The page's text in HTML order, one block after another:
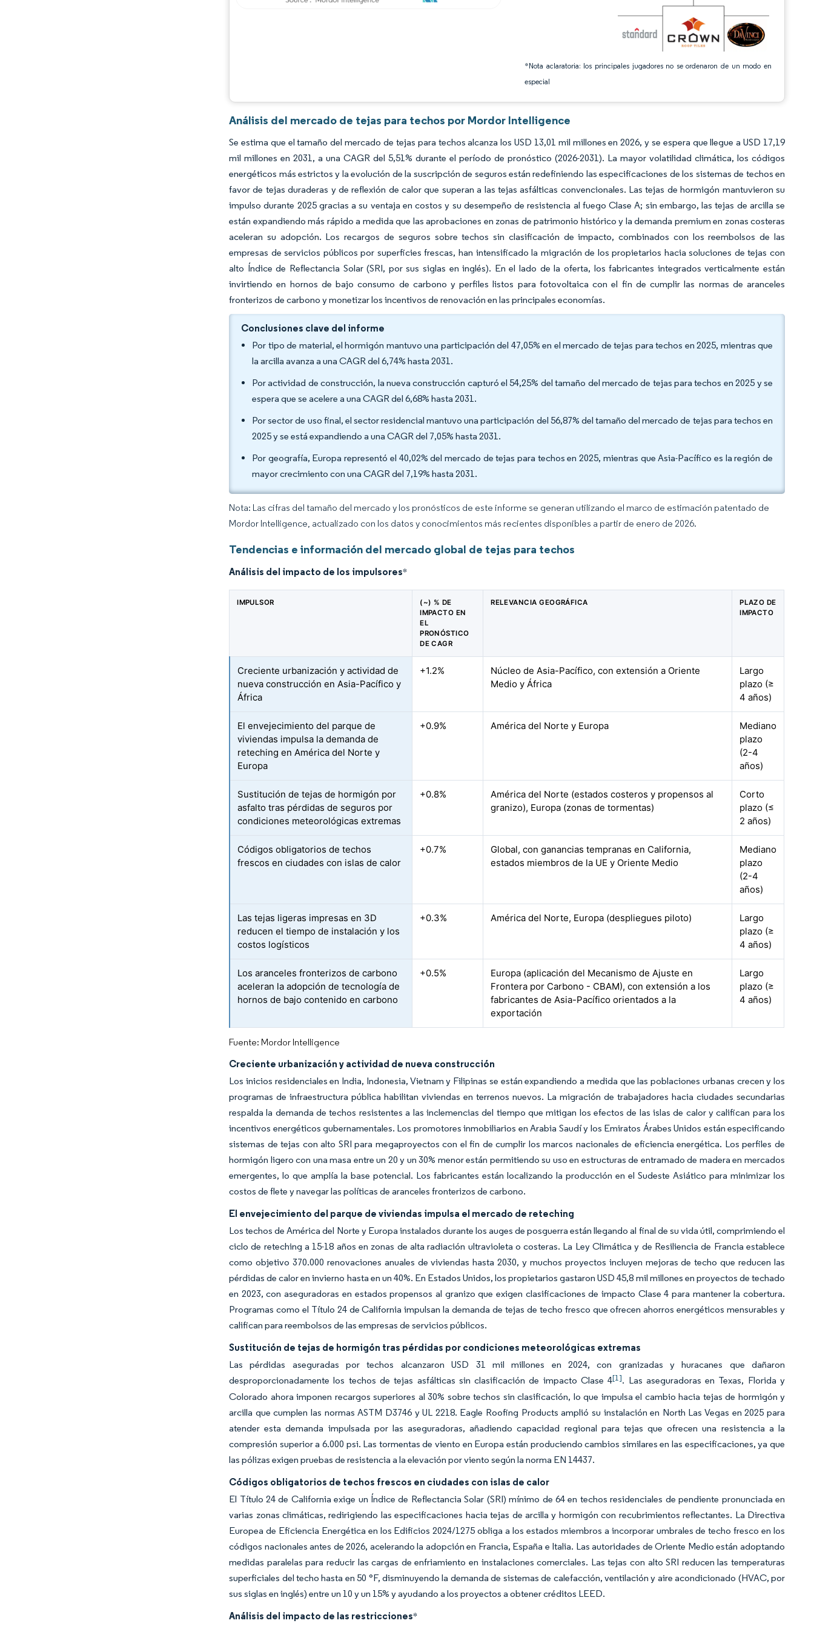
*Nota aclaratoria: los principales jugadores no se ordenaron de un modo en
especial
Análisis del mercado de tejas para techos por Mordor Intelligence
Se estima que el tamaño del mercado de tejas para techos alcanza los USD 13,01 mil millones en 2026, y se espera que llegue a USD 17,19
mil millones en 2031, a una CAGR del 5,51% durante el período de pronóstico (2026-2031). La mayor volatilidad climática, los códigos
energéticos más estrictos y la evolución de la suscripción de seguros están redefiniendo las especificaciones de los sistemas de techos en
favor de tejas duraderas y de reflexión de calor que superan a las tejas asfálticas convencionales. Las tejas de hormigón mantuvieron su
impulso durante 2025 gracias a su ventaja en costos y su desempeño de resistencia al fuego Clase A; sin embargo, las tejas de arcilla se
están expandiendo más rápido a medida que las aprobaciones en zonas de patrimonio histórico y la demanda premium en zonas costeras
aceleran su adopción. Los recargos de seguros sobre techos sin clasificación de impacto, combinados con los reembolsos de las
empresas de servicios públicos por superficies frescas, han intensificado la migración de los propietarios hacia soluciones de tejas con
alto Índice de Reflectancia Solar (SRI, por sus siglas en inglés). En el lado de la oferta, los fabricantes integrados verticalmente están
invirtiendo en hornos de bajo consumo de carbono y perfiles listos para fotovoltaica con el fin de cumplir las normas de aranceles
fronterizos de carbono y monetizar los incentivos de renovación en las principales economías.
Conclusiones clave del informe
Por tipo de material, el hormigón mantuvo una participación del 47,05% en el mercado de tejas para techos en 2025, mientras que
la arcilla avanza a una CAGR del 6,74% hasta 2031.
Por actividad de construcción, la nueva construcción capturó el 54,25% del tamaño del mercado de tejas para techos en 2025 y se
espera que se acelere a una CAGR del 6,68% hasta 2031.
Por sector de uso final, el sector residencial mantuvo una participación del 56,87% del tamaño del mercado de tejas para techos en
2025 y se está expandiendo a una CAGR del 7,05% hasta 2031.
Por geografía, Europa representó el 40,02% del mercado de tejas para techos en 2025, mientras que Asia-Pacífico es la región de
mayor crecimiento con una CAGR del 7,19% hasta 2031.
Nota: Las cifras del tamaño del mercado y los pronósticos de este informe se generan utilizando el marco de estimación patentado de
Mordor Intelligence, actualizado con los datos y conocimientos más recientes disponibles a partir de enero de 2026.
Tendencias e información del mercado global de tejas para techos
Análisis del impacto de los impulsores*
IMPULSOR
(~) % DE
IMPACTO EN
EL
PRONÓSTICO
DE CAGR
RELEVANCIA GEOGRÁFICA
PLAZO DE
IMPACTO
Creciente urbanización y actividad de
nueva construcción en Asia-Pacífico y
África
+1.2%
Núcleo de Asia-Pacífico, con extensión a Oriente
Medio y África
Largo
plazo (≥
4 años)
El envejecimiento del parque de
viviendas impulsa la demanda de
reteching en América del Norte y
Europa
+0.9% América del Norte y Europa
Mediano
plazo
(2-4
años)
Sustitución de tejas de hormigón por
asfalto tras pérdidas de seguros por
condiciones meteorológicas extremas
+0.8%
América del Norte (estados costeros y propensos al
granizo), Europa (zonas de tormentas)
Corto
plazo (≤
2 años)
Códigos obligatorios de techos
frescos en ciudades con islas de calor
+0.7%
Global, con ganancias tempranas en California,
estados miembros de la UE y Oriente Medio
Mediano
plazo
(2-4
años)
Las tejas ligeras impresas en 3D
reducen el tiempo de instalación y los
costos logísticos
+0.3% América del Norte, Europa (despliegues piloto)
Largo
plazo (≥
4 años)
Los aranceles fronterizos de carbono
aceleran la adopción de tecnología de
hornos de bajo contenido en carbono
+0.5%
Europa (aplicación del Mecanismo de Ajuste en
Frontera por Carbono - CBAM), con extensión a los
fabricantes de Asia-Pacífico orientados a la
exportación
Largo
plazo (≥
4 años)
Fuente: Mordor Intelligence
Creciente urbanización y actividad de nueva construcción
Los inicios residenciales en India, Indonesia, Vietnam y Filipinas se están expandiendo a medida que las poblaciones urbanas crecen y los
programas de infraestructura pública habilitan viviendas en terrenos nuevos. La migración de trabajadores hacia ciudades secundarias
respalda la demanda de techos resistentes a las inclemencias del tiempo que mitigan los efectos de las islas de calor y califican para los
incentivos energéticos gubernamentales. Los promotores inmobiliarios en Arabia Saudí y los Emiratos Árabes Unidos están especificando
sistemas de tejas con alto SRI para megaproyectos con el fin de cumplir los marcos nacionales de eficiencia energética. Los perfiles de
hormigón ligero con una masa entre un 20 y un 30% menor están permitiendo su uso en estructuras de entramado de madera en mercados
emergentes, lo que amplía la base potencial. Los fabricantes están localizando la producción en el Sudeste Asiático para minimizar los
costos de flete y navegar las políticas de aranceles fronterizos de carbono.
El envejecimiento del parque de viviendas impulsa el mercado de reteching
Los techos de América del Norte y Europa instalados durante los auges de posguerra están llegando al final de su vida útil, comprimiendo el
ciclo de reteching a 15-18 años en zonas de alta radiación ultravioleta o costeras. La Ley Climática y de Resiliencia de Francia establece
como objetivo 370.000 renovaciones anuales de viviendas hasta 2030, y muchos proyectos incluyen mejoras de techo que reducen las
pérdidas de calor en invierno hasta en un 40%. En Estados Unidos, los propietarios gastaron USD 45,8 mil millones en proyectos de techado
en 2023, con aseguradoras en estados propensos al granizo que exigen clasificaciones de impacto Clase 4 para mantener la cobertura.
Programas como el Título 24 de California impulsan la demanda de tejas de techo fresco que ofrecen ahorros energéticos mensurables y
califican para reembolsos de las empresas de servicios públicos.
Sustitución de tejas de hormigón tras pérdidas por condiciones meteorológicas extremas
Las pérdidas aseguradas por techos alcanzaron USD 31 mil millones en 2024, con granizadas y huracanes que dañaron
desproporcionadamente los techos de tejas asfálticas sin clasificación de impacto Clase 4[1]. Las aseguradoras en Texas, Florida y
Colorado ahora imponen recargos superiores al 30% sobre techos sin clasificación, lo que impulsa el cambio hacia tejas de hormigón y
arcilla que cumplen las normas ASTM D3746 y UL 2218. Eagle Roofing Products amplió su instalación en North Las Vegas en 2025 para
atender esta demanda impulsada por las aseguradoras, añadiendo capacidad regional para tejas que ofrecen una resistencia a la
compresión superior a 6.000 psi. Las tormentas de viento en Europa están produciendo cambios similares en las especificaciones, ya que
las pólizas exigen pruebas de resistencia a la elevación por viento según la norma EN 14437.
Códigos obligatorios de techos frescos en ciudades con islas de calor
El Título 24 de California exige un Índice de Reflectancia Solar (SRI) mínimo de 64 en techos residenciales de pendiente pronunciada en
varias zonas climáticas, redirigiendo las especificaciones hacia tejas de arcilla y hormigón con recubrimientos reflectantes. La Directiva
Europea de Eficiencia Energética en los Edificios 2024/1275 obliga a los estados miembros a incorporar umbrales de techo fresco en los
códigos nacionales antes de 2026, acelerando la adopción en Francia, España e Italia. Las autoridades de Oriente Medio están adoptando
medidas paralelas para reducir las cargas de enfriamiento en instalaciones comerciales. Las tejas con alto SRI reducen las temperaturas
superficiales del techo hasta en 50 °F, disminuyendo la demanda de sistemas de calefacción, ventilación y aire acondicionado (HVAC, por
sus siglas en inglés) entre un 10 y un 15% y ayudando a los proyectos a obtener créditos LEED.
Análisis del impacto de las restricciones*